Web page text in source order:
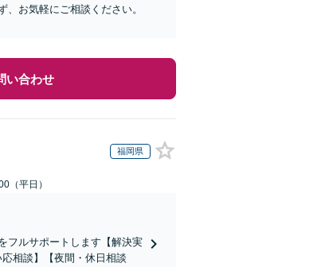
お気軽にご相談ください。
い合わせ
福岡県
（平日）
フルサポートします【解決実
相談】【夜間・休日相談